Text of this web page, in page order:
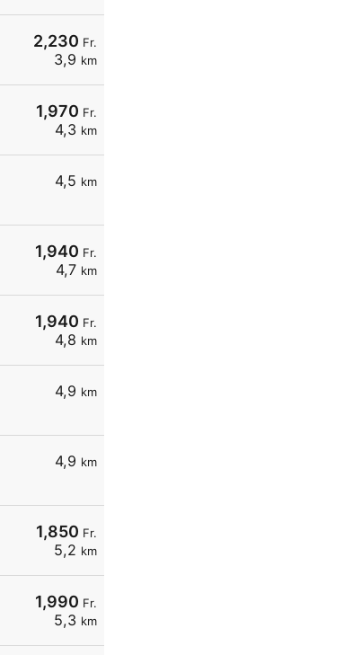
2,230 Fr.
3,9 km
1,970 Fr.
4,3 km
4,5 km
1,940 Fr.
4,7 km
1,940 Fr.
4,8 km
4,9 km
4,9 km
1,850 Fr.
5,2 km
1,990 Fr.
5,3 km